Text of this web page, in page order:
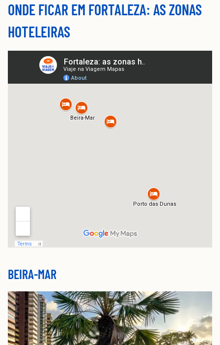
ONDE FICAR EM FORTALEZA: AS ZONAS
HOTELEIRAS
BEIRA-MAR